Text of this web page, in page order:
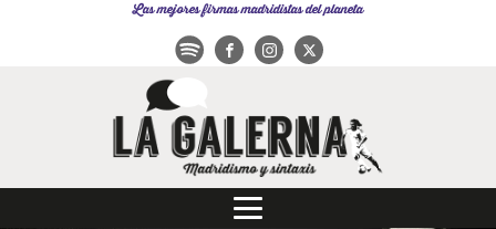
Las mejores firmas madridistas del planeta